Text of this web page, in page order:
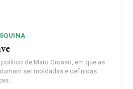
político de Mato Grosso, em que as
ser moldadas e definidas